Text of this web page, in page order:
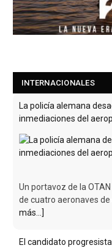
INTERNACIONALES
La policía alemana
inmediaciones del
Un portavoz de la
de cuatro aeronaves
más...]
El candidato